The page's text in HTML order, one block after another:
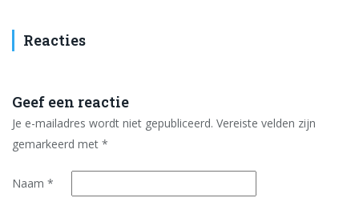
Reacties
Geef een reactie
Je e-mailadres wordt niet gepubliceerd. Vereiste velden zijn
gemarkeerd met *
Naam *